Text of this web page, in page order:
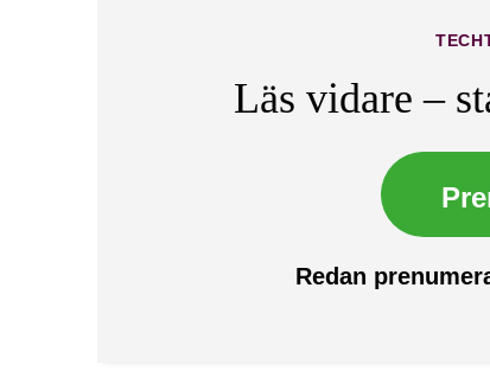
Läs vidare –
Redan